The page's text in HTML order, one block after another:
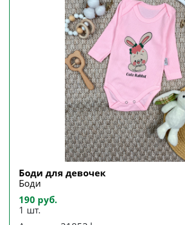
Боди для девочек
Боди
190 руб.
1 шт.